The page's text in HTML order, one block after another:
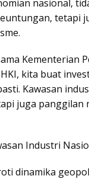
nasional,
tetapi
Kementerian
kita buat
Kawasan
juga panggilan
Industri
dinamika